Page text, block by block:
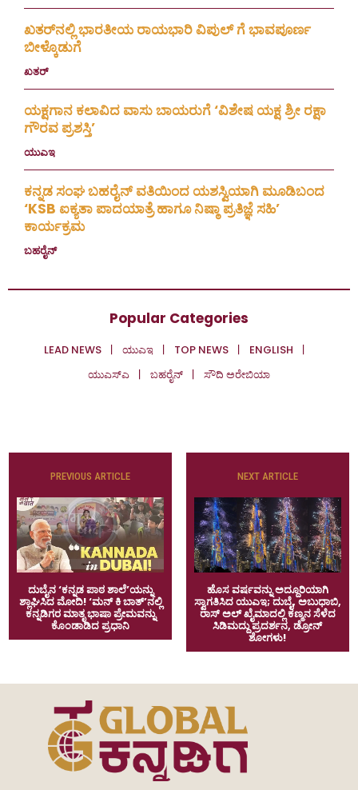
ಖತರ್‌ನಲ್ಲಿ ಭಾರತೀಯ ರಾಯಭಾರಿ ವಿಪುಲ್ ಗೆ ಭಾವಪೂರ್ಣ
ಬೀಳ್ಕೊಡುಗೆ
ಖತರ್
ಯಕ್ಷಗಾನ ಕಲಾವಿದ ವಾಸು ಬಾಯರುಗೆ ‘ವಿಶೇಷ ಯಕ್ಷ ಶ್ರೀ ರಕ್ಷಾ
ಗೌರವ ಪ್ರಶಸ್ತಿ’
ಯುಎಇ
ಕನ್ನಡ ಸಂಘ ಬಹರೈನ್ ವತಿಯಿಂದ ಯಶಸ್ವಿಯಾಗಿ ಮೂಡಿಬಂದ
‘KSB ಐಕ್ಯತಾ ಪಾದಯಾತ್ರೆ ಹಾಗೂ ನಿಷ್ಠಾ ಪ್ರತಿಜ್ಞೆ ಸಹಿ’
ಕಾರ್ಯಕ್ರಮ
ಬಹರೈನ್
Popular Categories
LEAD NEWS ಯುಎಇ TOP NEWS
ENGLISH
ಯುಎಸ್‌ಎ
ಬಹರೈನ್ ಸೌದಿ ಅರೇಬಿಯಾ
PREVIOUS ARTICLE
ದುಬೈನ ‘ಕನ್ನಡ ಪಾಠ ಶಾಲೆ’ಯನ್ನು
ಶ್ಲಾಘಿಸಿದ ಮೋದಿ! ‘ಮನ್ ಕಿ ಬಾತ್’ನಲ್ಲಿ
ಕನ್ನಡಿಗರ ಮಾತೃ ಭಾಷಾ ಪ್ರೇಮವನ್ನು
ಕೊಂಡಾಡಿದ ಪ್ರಧಾನಿ
NEXT ARTICLE
ಹೊಸ ವರ್ಷವನ್ನು ಅದ್ದೂರಿಯಾಗಿ
ಸ್ವಾಗತಿಸಿದ ಯುಎಇ; ದುಬೈ, ಅಬುಧಾಬಿ,
ರಾಸ್ ಅಲ್ ಖೈಮಾದಲ್ಲಿ ಕಣ್ಮನ ಸೆಳೆದ
ಸಿಡಿಮದ್ದು ಪ್ರದರ್ಶನ, ಡ್ರೋನ್
ಶೋಗಳು!